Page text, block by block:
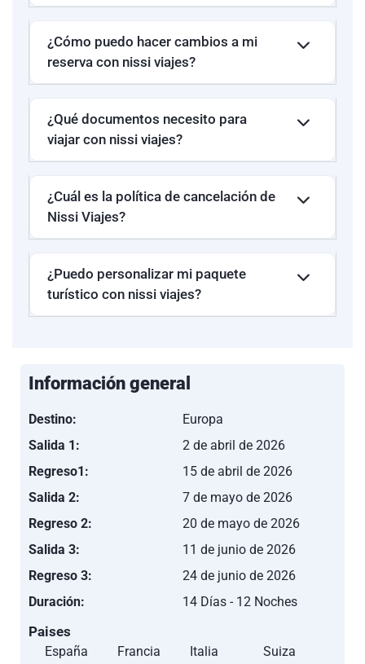
FLORENCIA
B&B NUOVO
PALAZZO DI
GIUSTIZIA o
Turista Italia
VENECIA
(MESTRE)
LH HOTEL
SIRIO
VENECIA
(Mestre) /
SMART HOTEL
HOLIDAY
VENICE
(Mestre) o
QUALITY
HOTEL
DELFINO
ZURICH
WALLSELLEN
VILLETE CITE
19EME /
¿Cómo puedo hacer cambios a mi
reserva con nissi viajes?
¿Qué documentos necesito para
viajar con nissi viajes?
¿Cuál es la política de cancelación de
Nissi Viajes?
¿Puedo personalizar mi paquete
turístico con nissi viajes?
Información general
Destino:
Europa
Salida 1:
2 de abril de 2026
Regreso1:
15 de abril de 2026
Salida 2:
7 de mayo de 2026
Regreso 2:
20 de mayo de 2026
Salida 3:
11 de junio de 2026
Regreso 3:
24 de junio de 2026
Duración:
14 Días - 12 Noches
Paises
España Francia Italia Suiza